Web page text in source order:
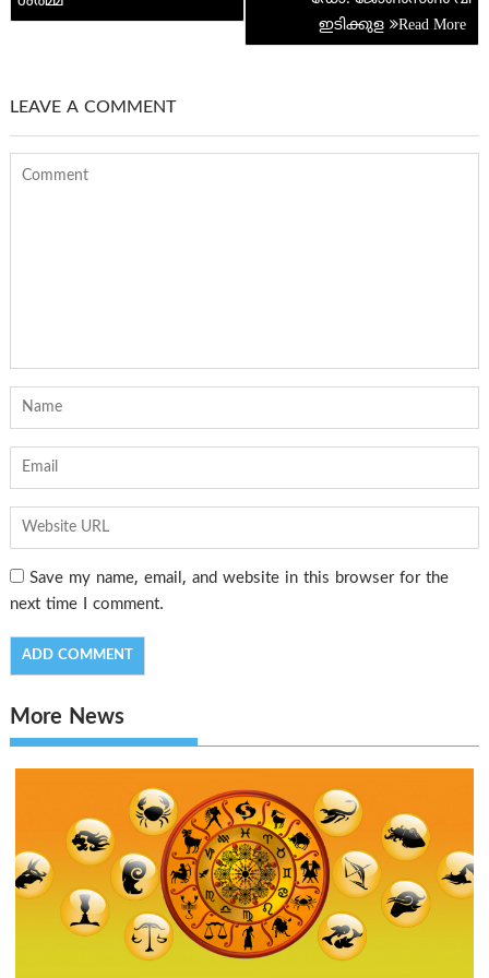
ഇടിക്കുള
LEAVE A COMMENT
Save my name, email, and website in this browser for the
next time I comment.
More News